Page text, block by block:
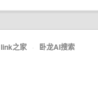
link之家 · 卧龙AI搜索